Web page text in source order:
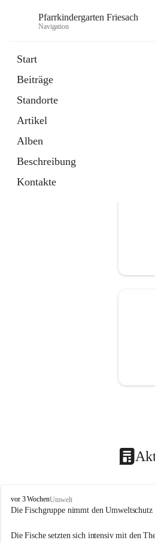
Pfarrkindergarten Friesach
Navigation
Start
Beiträge
Standorte
Artikel
Alben
Beschreibung
Kontakte
P
f
r
vor 3 WochenUmwelt
Die Fischgruppe nimmt den
Die Fische setzten sich intensiv mit den